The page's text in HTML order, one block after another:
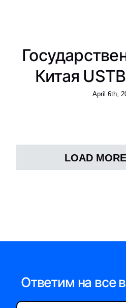
Китая
April 6th,
LOAD
Ответим на все